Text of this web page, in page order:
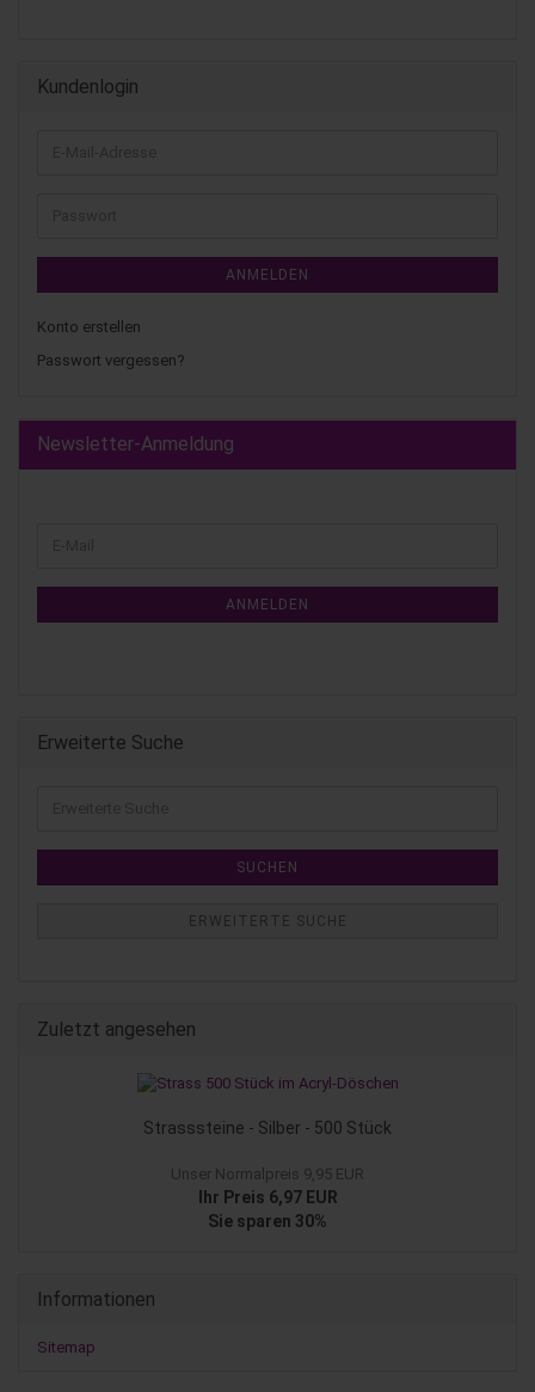
Kundenlogin
ANMELDEN
Konto erstellen
Passwort vergessen?
Newsletter-Anmeldung
ANMELDEN
Erweiterte Suche
SUCHEN
ERWEITERTE SUCHE
Zuletzt angesehen
Strasssteine - Silber - 500 Stück
Unser Normalpreis 9,95 EUR
Ihr Preis 6,97 EUR
Sie sparen 30%
Informationen
Sitemap